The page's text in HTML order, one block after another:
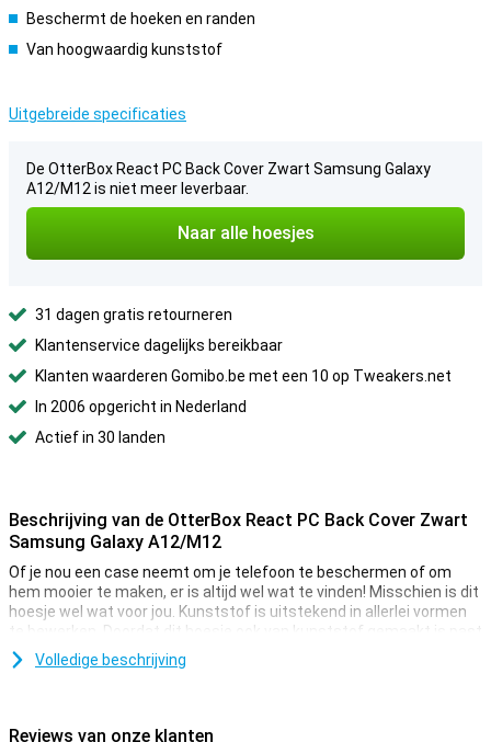
Beschermt de hoeken en randen
Van hoogwaardig kunststof
Uitgebreide specificaties
De OtterBox React PC Back Cover Zwart Samsung Galaxy
A12/M12 is niet meer leverbaar.
Naar alle hoesjes
31 dagen gratis retourneren
Klantenservice dagelijks bereikbaar
Klanten waarderen Gomibo.be met een 10 op Tweakers.net
In 2006 opgericht in Nederland
Actief in 30 landen
Beschrijving van de OtterBox React PC Back Cover Zwart
Samsung Galaxy A12/M12
Of je nou een case neemt om je telefoon te beschermen of om
hem mooier te maken, er is altijd wel wat te vinden! Misschien is dit
hoesje wel wat voor jou. Kunststof is uitstekend in allerlei vormen
te bewerken. Doordat dit hoesje ook van kunststof gemaakt is past
die dan ook als gegoten om jouw Samsung Galaxy A12.
Volledige beschrijving
Reviews van onze klanten